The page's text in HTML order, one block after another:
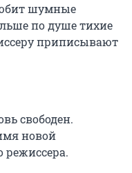
шумные
по душе тихие
приписывают
свободен.
новой